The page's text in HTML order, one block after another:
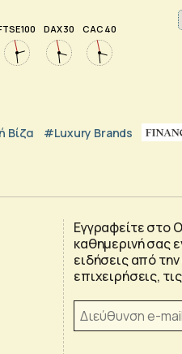
100 DAX 30 CAC 40
Βίζα #luxury Brands
Εγγραφείτε στο
καθημερινή σας
ειδήσεις από την
επιχειρήσεις,